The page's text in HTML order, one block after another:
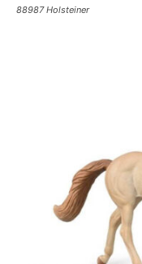
88987 Holsteiner